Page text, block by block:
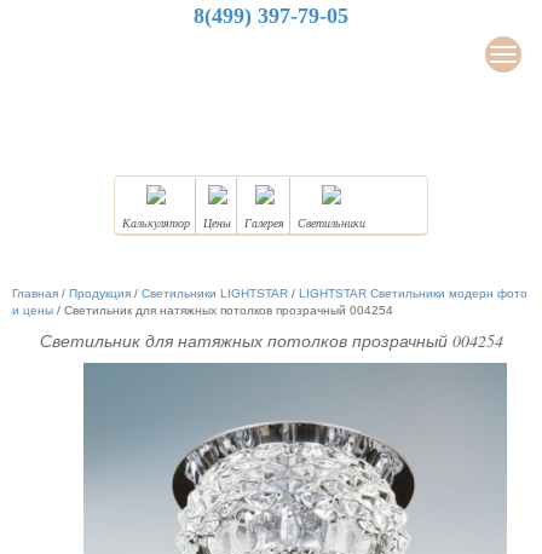
8(499) 397-79-05
Калькулятор Цены Галерея Светильники
Главная / Продукция / Светильники LIGHTSTAR / LIGHTSTAR Светильники модерн фото
и цены / Светильник для натяжных потолков прозрачный 004254
Светильник для натяжных потолков прозрачный 004254